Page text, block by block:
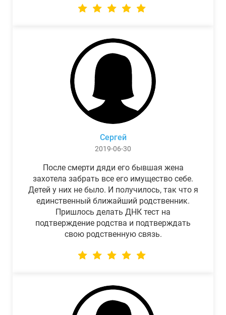
Сергей
2019-06-30
После смерти дяди его бывшая жена
захотела забрать все его имущество себе.
Детей у них не было. И получилось, так что я
единственный ближайший родственник.
Пришлось делать ДНК тест на
подтверждение родства и подтверждать
свою родственную связь.